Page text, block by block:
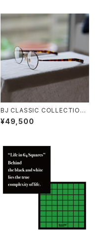
BJ CLASSIC COLLECTION
PREM-114S FPT BJクラシッ
ク 2025AW
¥49,500